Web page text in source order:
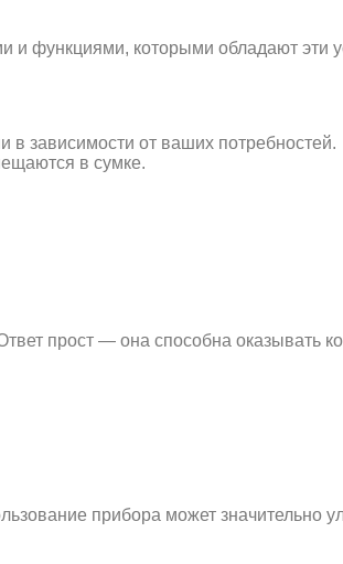
и функциями, которыми обладают эти
зависимости от ваших потребностей.
в сумке.
прост — она способна оказывать
прибора может значительно